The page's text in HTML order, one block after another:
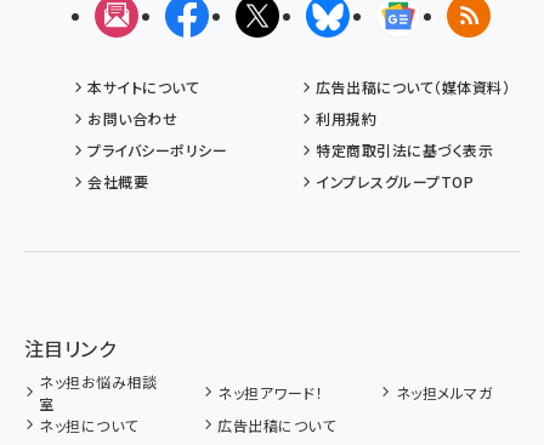
メルマガFacebookX(エックス)BlueskyGoogleニュ
RSS
本サイトについて
広告出稿について（媒体資料）
お問い合わせ
利用規約
プライバシーポリシー
特定商取引法に基づく表示
会社概要
インプレスグループTOP
注目リンク
ネッ担お悩み相談
室
ネッ担アワード！
ネッ担メルマガ
ネッ担について
広告出稿について